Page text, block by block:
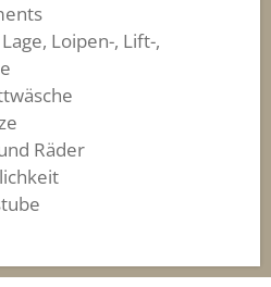
Loipen-, Lift-,
Räder